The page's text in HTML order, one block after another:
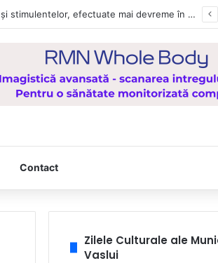
Vești bune pentru zeci de mii de vasluieni! Plățile alocațiilor, indemnizațiilor și stimulentelor, efectuate mai devreme în luna august 2026
Contact
Zilele Culturale ale
Vaslui